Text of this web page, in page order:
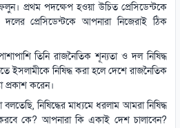
প্রথম পদক্ষেপ হওয়া উচিত প্রেসিডেন্টকে
দলের প্রেসিডেন্টকে আপনারা নিজেরাই ঠিক
তিনি রাজনৈতিক শূন্যতা ও দল নিষিদ্ধ
ইসলামীকে নিষিদ্ধ করা হলে দেশে রাজনৈতিক
প্রকাশ করেন।
নিষিদ্ধের মাধ্যমে ধরলাম আমরা নিষিদ্ধ
কে? আপনারা কি একাই দেশ চালাবেন?